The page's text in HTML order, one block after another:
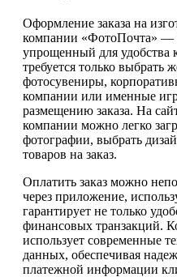
Оформление заказа на
компании «ФотоПочта» —
упрощенный для удобства
требуется только выбрать
фотосувениры,
компании или именные
размещению заказа. На
компании можно легко
фотографии, выбрать
товаров на заказ.
Оплатить заказ можно
через приложение,
гарантирует не только
финансовых транзакций.
использует современные
данных, обеспечивая
платежной информации